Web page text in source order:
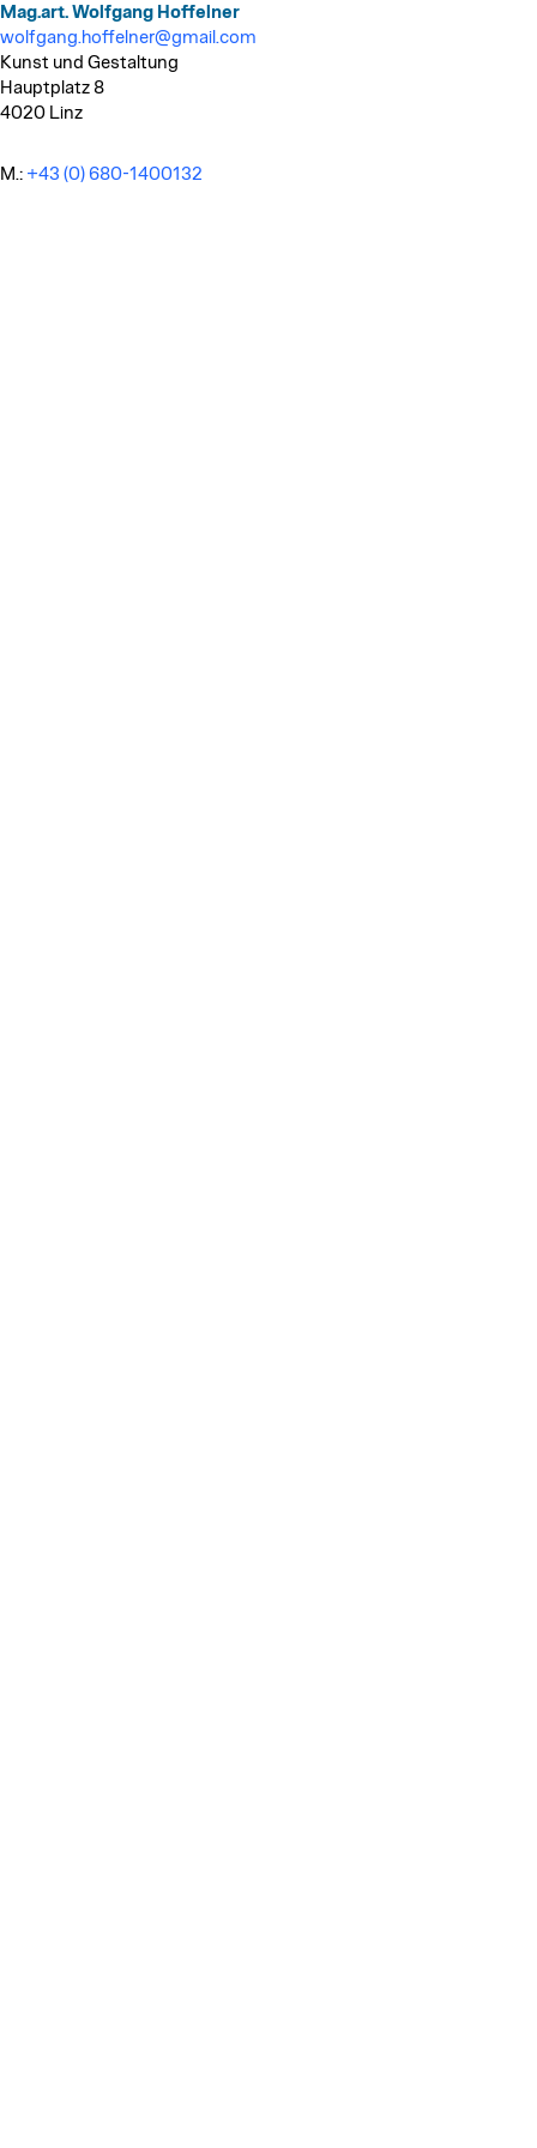
Mag.art. Wolfgang Hoffelner
wolfgang.hoffelner@gmail.com
Kunst und Gestaltung
Hauptplatz 8
4020 Linz
M.: +43 (0) 680-1400132